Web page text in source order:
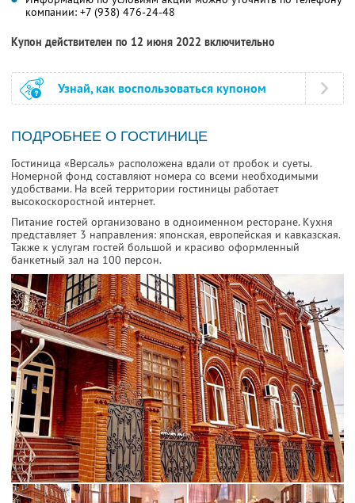
компании: +7 (938) 476-24-48
Купон действителен по 12 июня 2022 включительно
Узнай, как воспользоваться купоном
ПОДРОБНЕЕ О ГОСТИНИЦЕ
Гостиница «Версаль» расположена вдали от пробок и суеты.
Номерной фонд составляют номера со всеми необходимыми
удобствами. На всей территории гостиницы работает
высокоскоростной интернет.
Питание гостей организовано в одноименном ресторане. Кухня
представляет 3 направления: японская, европейская и кавказская.
Также к услугам гостей большой и красиво оформленный
банкетный зал на 100 персон.